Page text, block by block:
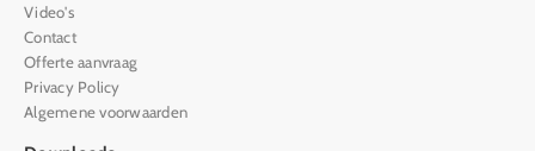
Video's
Contact
Offerte aanvraag
Privacy Policy
Algemene voorwaarden